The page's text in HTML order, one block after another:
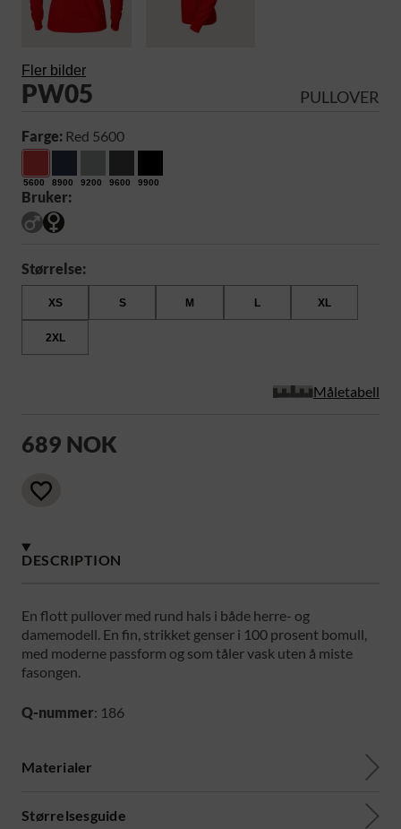
Fler bilder
PW05 PULLOVER
Farge: Red 5600
5600 8900 9200 9600 9900
Bruker:
Størrelse:
XS S M L XL
2XL
Måletabell
689 NOK
DESCRIPTION
En flott pullover med rund hals i både herre- og
damemodell. En fin, strikket genser i 100 prosent bomull,
med moderne passform og som tåler vask uten å miste
fasongen.
Q-nummer: 186
Materialer
Størrelsesguide